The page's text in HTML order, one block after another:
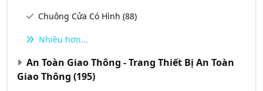
Chuông Cửa Có Hình (88)
Nhiều hơn...
An Toàn Giao Thông - Trang Thiết Bị An Toàn
Giao Thông (195)